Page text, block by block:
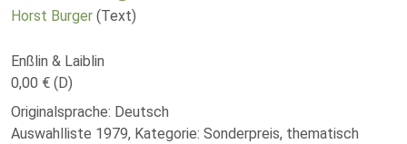
Horst Burger (Text)
Enßlin & Laiblin
0,00 € (D)
Originalsprache: Deutsch
Auswahlliste 1979, Kategorie: Sonderpreis, thematisch